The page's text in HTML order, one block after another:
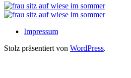
Impressum
Stolz präsentiert von WordPress.